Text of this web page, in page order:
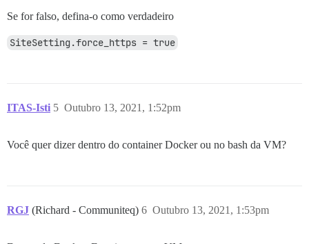
Se for falso, defina-o como verdadeiro
SiteSetting.force_https = true
ITAS-Isti Outubro 13, 2021, 1:52pm
5
Você quer dizer dentro do container Docker ou no bash da VM?
RGJ (Richard - Communiteq) Outubro 13, 2021, 1:53pm
6